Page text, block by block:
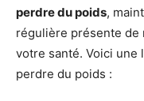
perdre du poids,
régulière présente de
votre santé. Voici
perdre du poids :